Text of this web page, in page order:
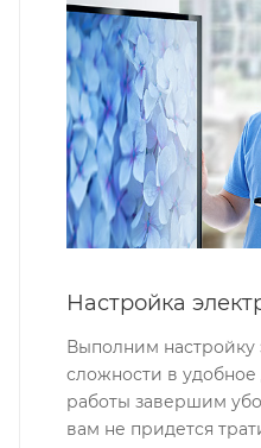
Настройка
Выполним
сложности в
работы завершим
вам не придется